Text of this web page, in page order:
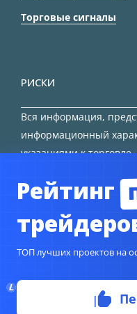
Торговые сигналы
РИСКИ
Вся информация,
информационный
указаниями к
©
Рейтинг
ТОП лучших проектов на